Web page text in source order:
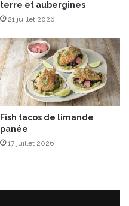
terre et aubergines
21 juillet 2026
Fish tacos de limande
panée
17 juillet 2026